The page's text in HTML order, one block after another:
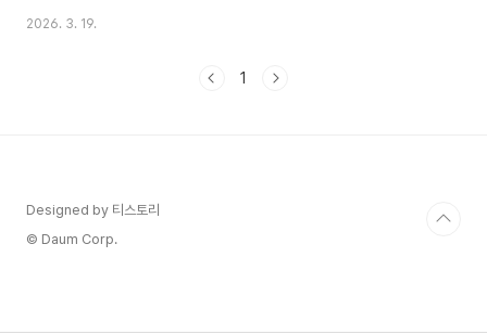
손실을 경험하게 됩니다. 따라서 무엇을 해야 하는지보다 무엇을 하지 말아야
크가 실제 경험을 바탕으로 초보 투자자가 저지르는 핵심 실수 10가지와 현실
2026. 3. 19.
1
Designed by 티스토리
© Daum Corp.